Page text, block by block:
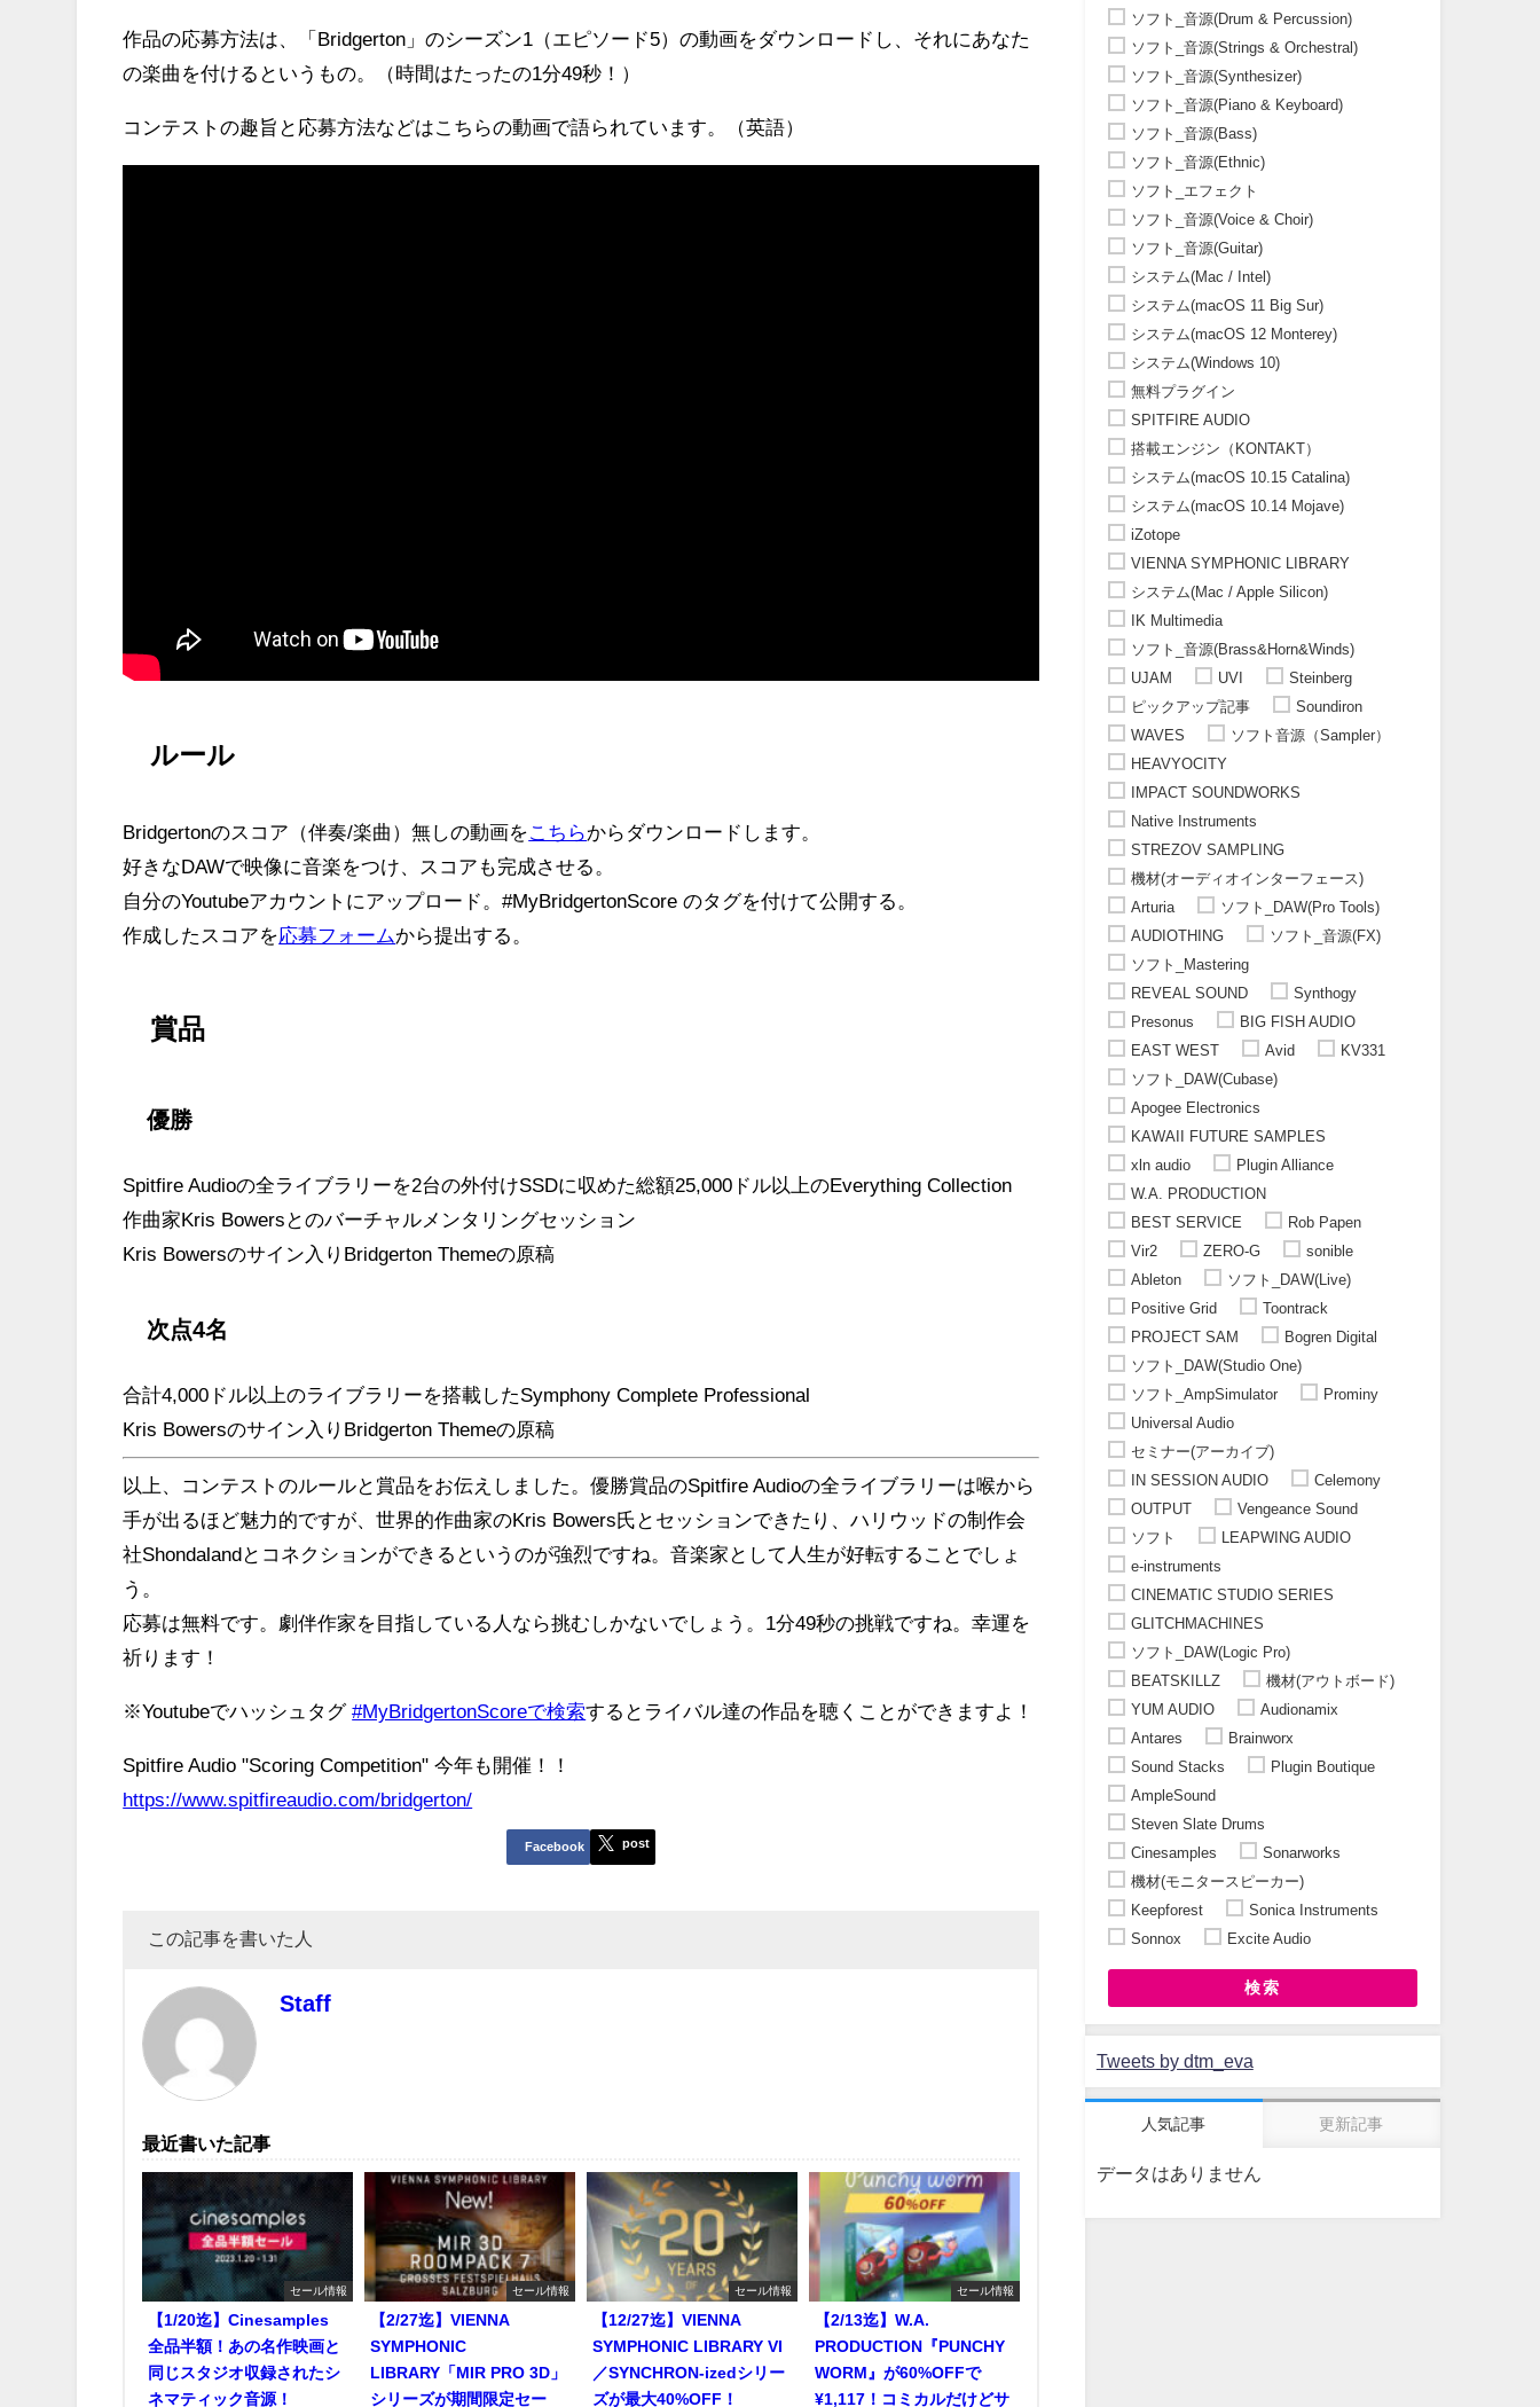
作品の応募方法は、「Bridgerton」のシーズン1（エピソード5）の動画をダウンロードし、それにあなた
の楽曲を付けるというもの。（時間はたったの1分49秒！）
コンテストの趣旨と応募方法などはこちらの動画で語られています。（英語）
ルール
Bridgertonのスコア（伴奏/楽曲）無しの動画をこちらからダウンロードします。
好きなDAWで映像に音楽をつけ、スコアも完成させる。
自分のYoutubeアカウントにアップロード。#MyBridgertonScore のタグを付けて公開する。
作成したスコアを応募フォームから提出する。
賞品
優勝
Spitfire Audioの全ライブラリーを2台の外付けSSDに収めた総額25,000ドル以上のEverything Collection
作曲家Kris Bowersとのバーチャルメンタリングセッション
Kris Bowersのサイン入りBridgerton Themeの原稿
次点4名
合計4,000ドル以上のライブラリーを搭載したSymphony Complete Professional
Kris Bowersのサイン入りBridgerton Themeの原稿
以上、コンテストのルールと賞品をお伝えしました。優勝賞品のSpitfire Audioの全ライブラリーは喉から
手が出るほど魅力的ですが、世界的作曲家のKris Bowers氏とセッションできたり、ハリウッドの制作会
社Shondalandとコネクションができるというのが強烈ですね。音楽家として人生が好転することでしょ
う。
応募は無料です。劇伴作家を目指している人なら挑むしかないでしょう。1分49秒の挑戦ですね。幸運を
祈ります！
※Youtubeでハッシュタグ#MyBridgertonScoreで検索するとライバル達の作品を聴くことができますよ！
Spitfire Audio "Scoring Competition" 今年も開催！！
https://www.spitfireaudio.com/bridgerton/
Facebook post
この記事を書いた人
Staff
最近書いた記事
セール情報
【1/20迄】Cinesamples
全品半額！あの名作映画と
同じスタジオ収録されたシ
ネマティック音源！
セール情報
【2/27迄】VIENNA
SYMPHONIC
LIBRARY「MIR PRO 3D」
シリーズが期間限定セー
セール情報
【12/27迄】VIENNA
SYMPHONIC LIBRARY VI
／SYNCHRON-izedシリー
ズが最大40%OFF！
セール情報
【2/13迄】W.A.
PRODUCTION『PUNCHY
WORM』が60%OFFで
¥1,117！コミカルだけどサ
ソフト_音源(Drum & Percussion)
ソフト_音源(Strings & Orchestral)
ソフト_音源(Synthesizer)
ソフト_音源(Piano & Keyboard)
ソフト_音源(Bass)
ソフト_音源(Ethnic)
ソフト_エフェクト
ソフト_音源(Voice & Choir)
ソフト_音源(Guitar)
システム(Mac / Intel)
システム(macOS 11 Big Sur)
システム(macOS 12 Monterey)
システム(Windows 10)
無料プラグイン
SPITFIRE AUDIO
搭載エンジン（KONTAKT）
システム(macOS 10.15 Catalina)
システム(macOS 10.14 Mojave)
iZotope
VIENNA SYMPHONIC LIBRARY
システム(Mac / Apple Silicon)
IK Multimedia
ソフト_音源(Brass&Horn&Winds)
UJAM
UVI
Steinberg
ピックアップ記事
Soundiron
WAVES
ソフト音源（Sampler）
HEAVYOCITY
IMPACT SOUNDWORKS
Native Instruments
STREZOV SAMPLING
機材(オーディオインターフェース)
Arturia
ソフト_DAW(Pro Tools)
AUDIOTHING
ソフト_音源(FX)
ソフト_Mastering
REVEAL SOUND
Synthogy
Presonus
BIG FISH AUDIO
EAST WEST
Avid
KV331
ソフト_DAW(Cubase)
Apogee Electronics
KAWAII FUTURE SAMPLES
xln audio
Plugin Alliance
W.A. PRODUCTION
BEST SERVICE
Rob Papen
Vir2
ZERO-G
sonible
Ableton
ソフト_DAW(Live)
Positive Grid
Toontrack
PROJECT SAM
Bogren Digital
ソフト_DAW(Studio One)
ソフト_AmpSimulator
Prominy
Universal Audio
セミナー(アーカイブ)
IN SESSION AUDIO
Celemony
OUTPUT
Vengeance Sound
ソフト
LEAPWING AUDIO
e-instruments
CINEMATIC STUDIO SERIES
GLITCHMACHINES
ソフト_DAW(Logic Pro)
BEATSKILLZ
機材(アウトボード)
YUM AUDIO
Audionamix
Antares
Brainworx
Sound Stacks
Plugin Boutique
AmpleSound
Steven Slate Drums
Cinesamples
Sonarworks
機材(モニタースピーカー)
Keepforest
Sonica Instruments
Sonnox
Excite Audio
検索
Tweets by dtm_eva
人気記事 更新記事
データはありません